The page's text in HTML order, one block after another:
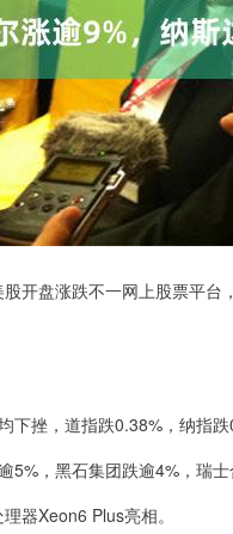
盘涨跌不一网上股票平台，
挫，道指跌0.38%，纳指跌
，黑石集团跌逾4%，瑞士
Xeon6 Plus亮相。